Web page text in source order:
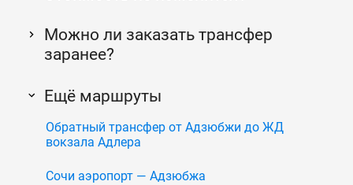
Можно ли заказать трансфер
заранее?
Ещё маршруты
Обратный трансфер от Адзюбжи до ЖД
вокзала Адлера
Сочи аэропорт — Адзюбжа